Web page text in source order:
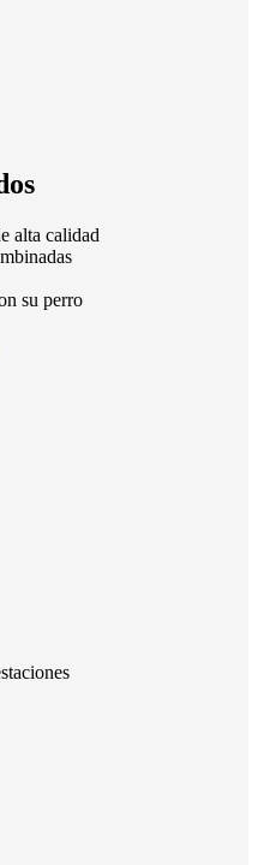
alta calidad
su perro